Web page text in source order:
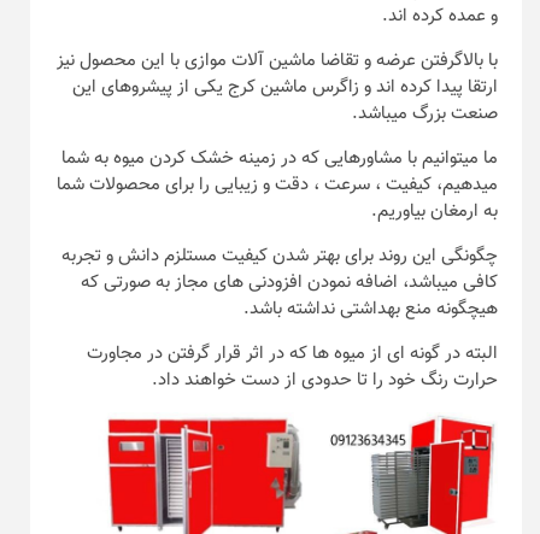
و عمده کرده اند.
با بالاگرفتن عرضه و تقاضا ماشین آلات موازی با این محصول نیز
ارتقا پیدا کرده اند و زاگرس ماشین کرج یکی از پیشروهای این
صنعت بزرگ میباشد.
ما میتوانیم با مشاورهایی که در زمینه خشک کردن میوه به شما
میدهیم، کیفیت ، سرعت ، دقت و زیبایی را برای محصولات شما
به ارمغان بیاوریم.
چگونگی این روند برای بهتر شدن کیفیت مستلزم دانش و تجربه
کافی میباشد، اضافه نمودن افزودنی های مجاز به صورتی که
هیچگونه منع بهداشتی نداشته باشد.
البته در گونه ای از میوه ها که در اثر قرار گرفتن در مجاورت
حرارت رنگ خود را تا حدودی از دست خواهند داد.